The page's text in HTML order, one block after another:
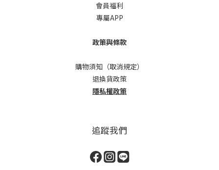
會員福利
專屬APP
政策與條款
購物須知（取消規定）
退換貨政策
隱私權政策
追蹤我們